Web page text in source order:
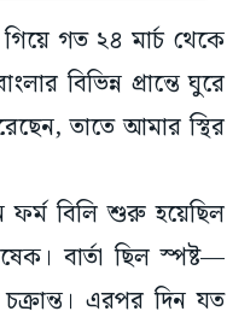
গত ২৪ মার্চ থেকে
বিভিন্ন প্রান্তে ঘুরে
তাতে আমার স্থির
বিলি শুরু হয়েছিল
বার্তা ছিল স্পষ্ট—
এরপর দিন যত